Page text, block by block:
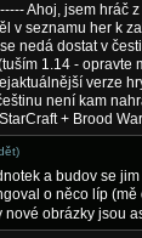
Ahoj, jsem hráč
v seznamu her k
nedá dostat v
1.14 - opravte
verze
není kam
+ Brood
a budov se
o něco líp
nové obrázky jsou